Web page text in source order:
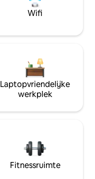
Wifi
Laptopvriendelijke
werkplek
Fitnessruimte